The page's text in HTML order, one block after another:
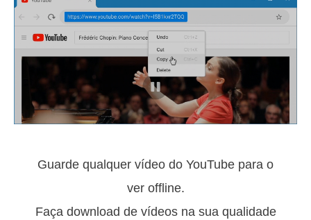
Guarde qualquer vídeo do YouTube para o
ver offline.
Faça download de vídeos na sua qualidade